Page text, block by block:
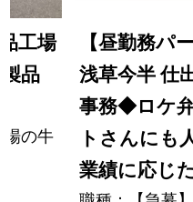
工場
品
場の牛
【昼勤務パ
浅草今半 仕
事務◆ロケ
トさんにも
業績に応じ